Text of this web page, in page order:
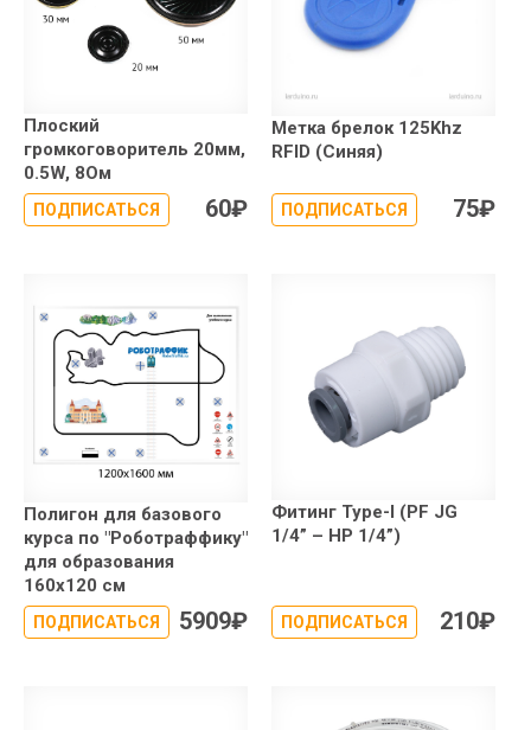
Плоский
громкоговоритель 20мм,
0.5W, 8Ом
ПОДПИСАТЬСЯ 60₽
Метка брелок 125Khz
RFID (Синяя)
ПОДПИСАТЬСЯ 75₽
Полигон для базового
курса по "Роботраффику"
для образования
160x120 см
ПОДПИСАТЬСЯ 5909₽
Фитинг Type-I (PF JG
1/4” – НР 1/4”)
ПОДПИСАТЬСЯ 210₽